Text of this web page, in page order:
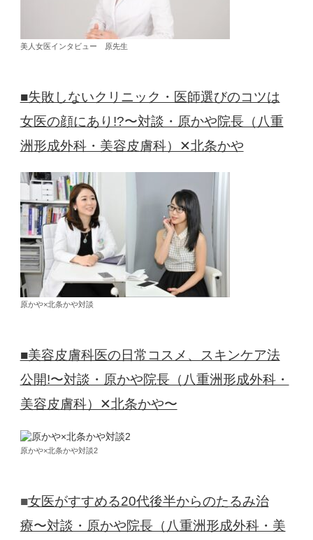
美人女医インタビュー 原先生
■失敗しないクリニック・医師選びのコツは
女医の顔にあり!?〜対談・原かや院長（八重
洲形成外科・美容皮膚科）✕北条かや
原かや×北条かや対談
■美容皮膚科医の日常コスメ、スキンケア法
公開!〜対談・原かや院長（八重洲形成外科・
美容皮膚科）✕北条かや〜
原かや×北条かや対談2
■女医がすすめる20代後半からのたるみ治
療〜対談・原かや院長（八重洲形成外科・美